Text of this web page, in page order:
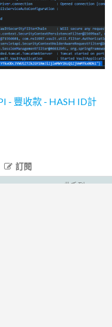
- 豐收款 - HASH ID計
訂閱
此系列